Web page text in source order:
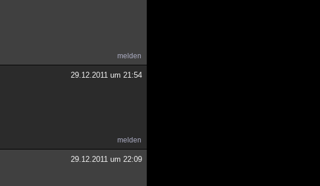
melden
29.12.2011 um 21:54
melden
29.12.2011 um 22:09